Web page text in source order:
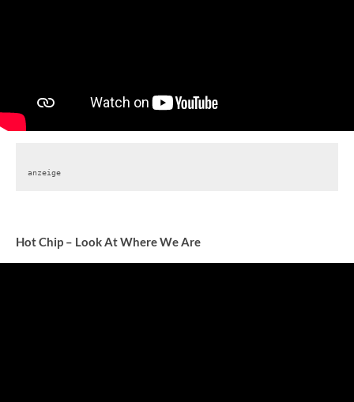
anzeige
Hot Chip – Look At Where We Are